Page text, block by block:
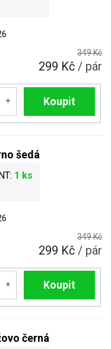
349 Kč
299 Kč / pár
Do košíku
šedá
1 ks
349 Kč
299 Kč / pár
Do košíku
černá